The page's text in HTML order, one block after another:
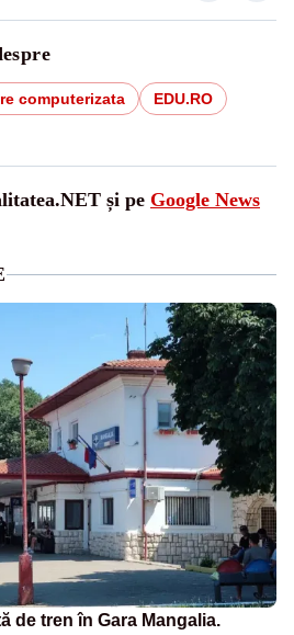
computerizata
EDU.RO
și pe Google News
de tren în Gara Mangalia.